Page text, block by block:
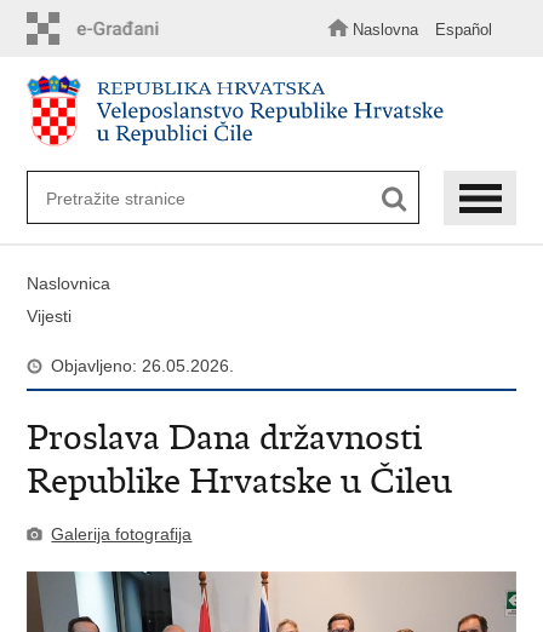
sadržaj
Naslovna Español
Naslovnica
Vijesti
Objavljeno: 26.05.2026.
Proslava Dana državnosti
Republike Hrvatske u Čileu
Galerija fotografija